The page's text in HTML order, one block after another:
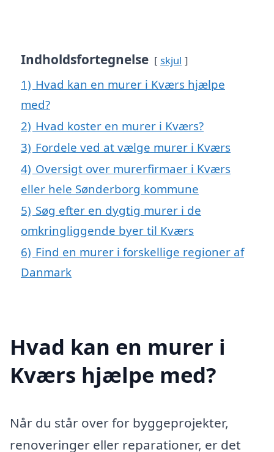
Indholdsfortegnelse skjul
1) Hvad kan en murer i Kværs hjælpe
med?
2) Hvad koster en murer i Kværs?
3) Fordele ved at vælge murer i Kværs
4) Oversigt over murerfirmaer i Kværs
eller hele Sønderborg kommune
5) Søg efter en dygtig murer i de
omkringliggende byer til Kværs
6) Find en murer i forskellige regioner af
Danmark
Hvad kan en murer i
Kværs hjælpe med?
Når du står over for byggeprojekter,
renoveringer eller reparationer, er det